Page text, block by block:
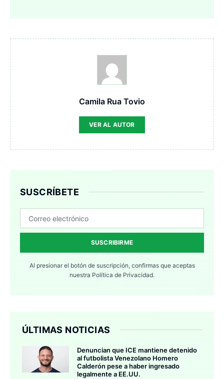
Camila Rua Tovio
VER AL AUTOR
SUSCRÍBETE
SUSCRIBIRME
Al presionar el botón de suscripción, confirmas que aceptas
nuestra Política de Privacidad.
ÚLTIMAS NOTICIAS
Denuncian que ICE mantiene detenido
al futbolista Venezolano Homero
Calderón pese a haber ingresado
legalmente a EE.UU.